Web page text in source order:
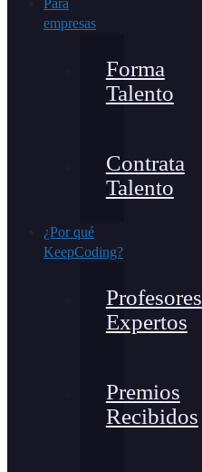
empresas
Forma
Talento
Contrata
Talento
¿Por qué
KeepCoding?
Profesores
Expertos
Premios
Recibidos